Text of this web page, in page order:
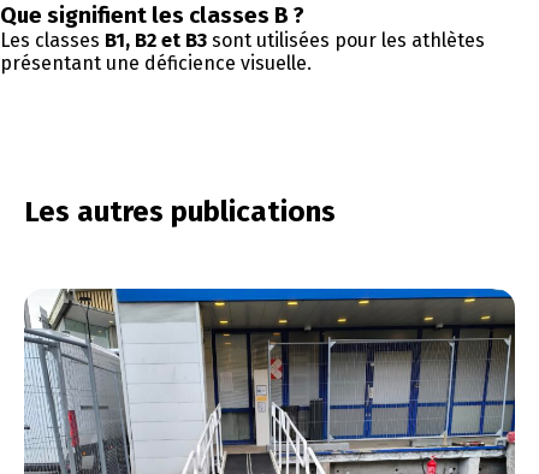
Que signifient les classes B ?
Les classes B1, B2 et B3 sont utilisées pour les athlètes
présentant une déficience visuelle.
Les autres publications